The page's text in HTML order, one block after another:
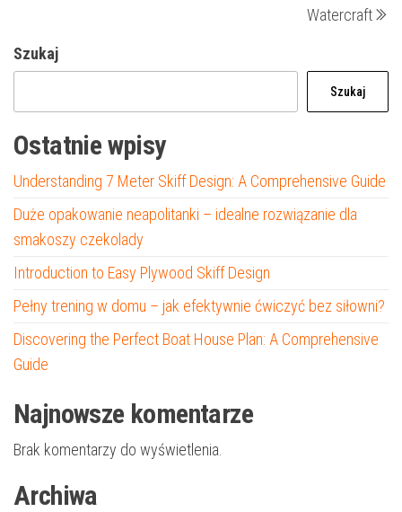
Watercraft
Szukaj
Szukaj
Ostatnie wpisy
Understanding 7 Meter Skiff Design: A Comprehensive Guide
Duże opakowanie neapolitanki – idealne rozwiązanie dla
smakoszy czekolady
Introduction to Easy Plywood Skiff Design
Pełny trening w domu – jak efektywnie ćwiczyć bez siłowni?
Discovering the Perfect Boat House Plan: A Comprehensive
Guide
Najnowsze komentarze
Brak komentarzy do wyświetlenia.
Archiwa